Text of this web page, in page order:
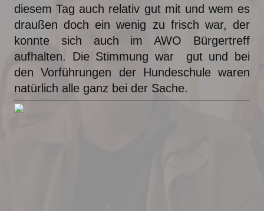
diesem Tag auch relativ gut mit und wem es
draußen doch ein wenig zu frisch war, der
konnte sich auch im AWO Bürgertreff
aufhalten. Die Stimmung war gut und bei
den Vorführungen der Hundeschule waren
natürlich alle ganz bei der Sache.